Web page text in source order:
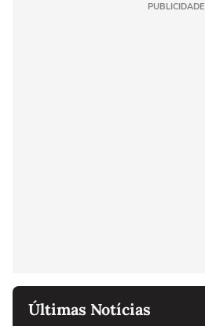
PUBLICIDADE
Últimas Notícias